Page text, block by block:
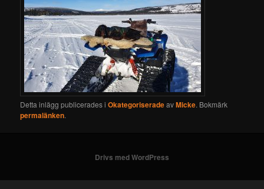
Detta inlägg publicerades iOkategoriseradeavMicke. Bokmärk
permalänken.
Drivs med WordPress